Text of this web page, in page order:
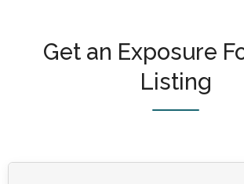
Get an Exposure
Listing